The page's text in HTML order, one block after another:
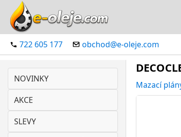
722 605 177 obchod@e-oleje.com
NOVINKY
AKCE
SLEVY
Mazací